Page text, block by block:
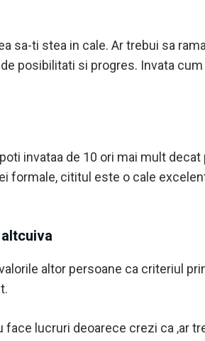
sa-ti stea in cale. Ar trebui sa
posibilitati si progres. Invata
invataa de 10 ori mai mult
formale, cititul este o cale
altor persoane ca criteriul
lucruri deoarece crezi ca ‚ar